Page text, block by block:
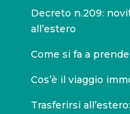
Decreto n.209:
all’estero
Come si fa a
Cos’è il viaggio
Trasferirsi